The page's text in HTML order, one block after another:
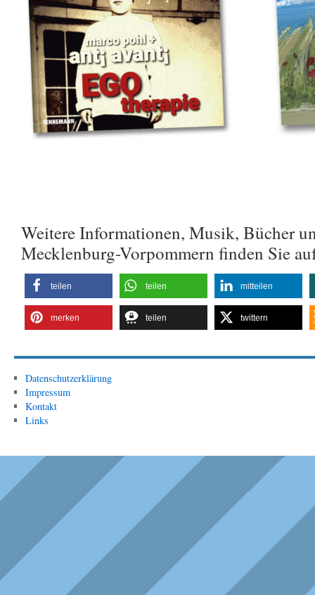
Weitere Informationen, Musik, Bücher
Mecklenburg-Vorpommern finden Sie
teilen teilen mitteilen
merken teilen twittern
Datenschutzerklärung
Impressum
Kontakt
Links